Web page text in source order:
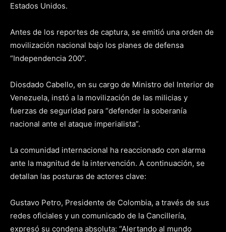
Estados Unidos.
Antes de los reportes de captura, se emitió una orden de
movilización nacional bajo los planes de defensa
“Independencia 200”.
Diosdado Cabello, en su cargo de Ministro del Interior de
Venezuela, instó a la movilización de las milicias y
fuerzas de seguridad para “defender la soberanía
nacional ante el ataque imperialista”.
La comunidad internacional ha reaccionado con alarma
ante la magnitud de la intervención. A continuación, se
detallan las posturas de actores clave:
Gustavo Petro, Presidente de Colombia, a través de sus
redes oficiales y un comunicado de la Cancillería,
expresó su condena absoluta: “Alertando al mundo